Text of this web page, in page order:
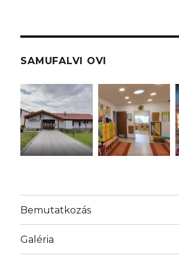
SAMUFALVI OVI
Bemutatkozás
Galéria